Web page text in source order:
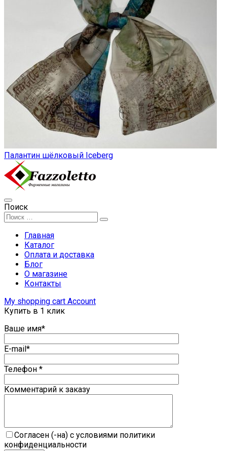
Палантин шёлковый Iceberg
Поиск
Главная
Каталог
Оплата и доставка
Блог
О магазине
Контакты
My shopping cart Account
Купить в 1 клик
Ваше имя*
E-mail*
Телефон *
Комментарий к заказу
Согласен (-на) с условиями политики
конфиденциальности